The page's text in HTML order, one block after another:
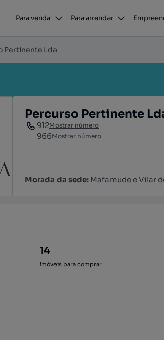
Para venda Para arrendar
Pertinente Lda
Percurso Pertinente
912Mostrar número
966Mostrar número
Morada da sede: Mafamude e Vilar
14
imóveis para comprar